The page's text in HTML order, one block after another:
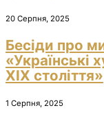
20 Серпня, 2025
Бесіди про
«Українські
ХІХ століття»
1 Серпня, 2025